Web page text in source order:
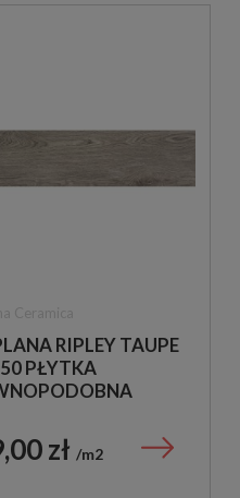
RIPLEY TAUPE
PŁYTKA
zł m2